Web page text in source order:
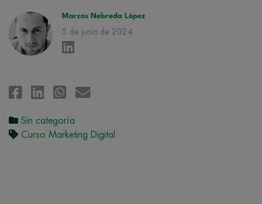
Marcos Nebreda López
5 de junio de 2024
Sin categoría
Curso Marketing Digital